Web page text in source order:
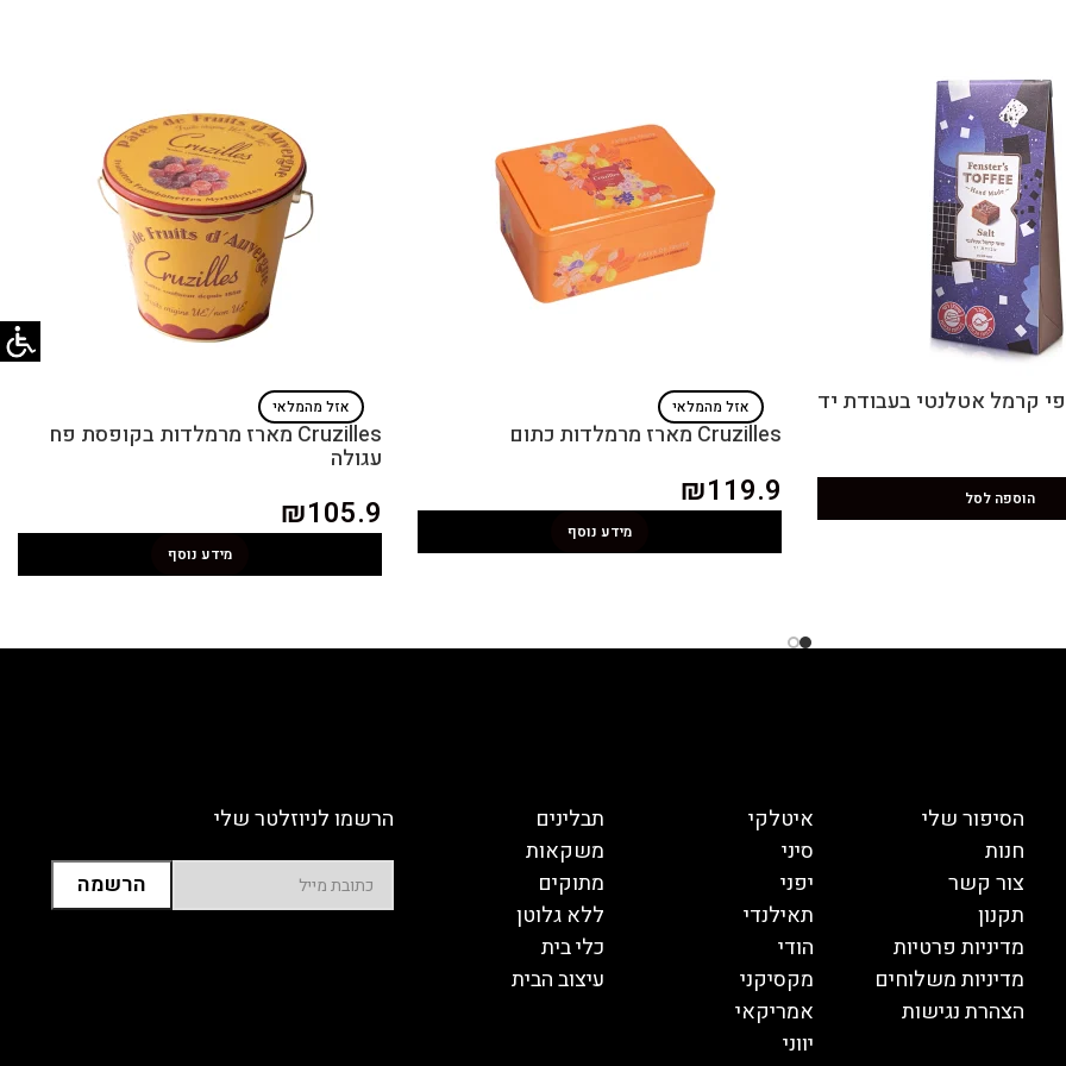
הוספה לסל
אזל מהמלאי
Cruzilles מארז מרמלדות כתום
₪119.9
מידע נוסף
אזל מהמלאי
Cruzilles מארז מרמלדות בקופסת פח
עגולה
₪105.9
מידע נוסף
הסיפור שלי
חנות
צור קשר
תקנון
מדיניות פרטיות
מדיניות משלוחים
הצהרת נגישות
איטלקי
סיני
יפני
תאילנדי
הודי
מקסיקני
אמריקאי
יווני
תבלינים
משקאות
מתוקים
ללא גלוטן
כלי בית
עיצוב הבית
הרשמו לניוזלטר שלי